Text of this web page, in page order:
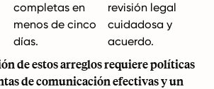
completas en
menos de cinco
días.
revisión legal
cuidadosa y
acuerdo.
de estos arreglos requiere políticas
de comunicación efectivas y un